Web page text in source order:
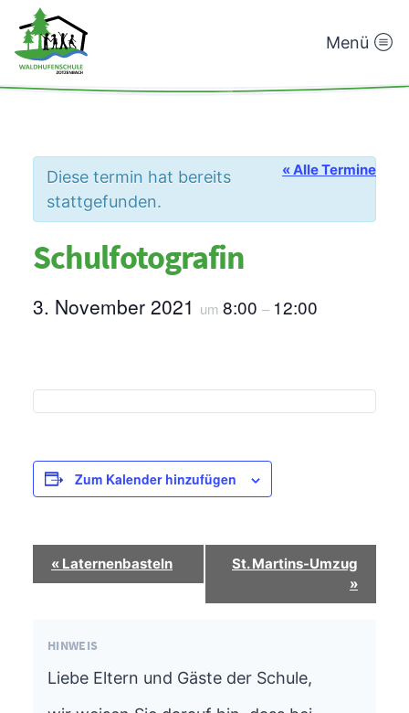
Waldhufenschule
Menü
« Alle Termine
Diese termin hat bereits
stattgefunden.
Schulfotografin
3. November 2021 um 8:00 – 12:00
Zum Kalender hinzufügen
Termin-
Navigation
« Laternenbasteln
St. Martins-Umzug
»
HINWEIS
Liebe Eltern und Gäste der Schule,